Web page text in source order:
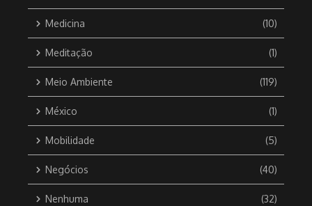
Medicina (10)
Meditação (1)
Meio Ambiente (119)
México (1)
Mobilidade (5)
Negócios (40)
Nenhuma (32)